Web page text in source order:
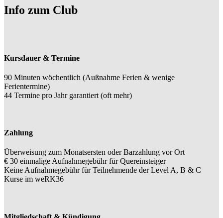
Info zum Club
Kursdauer & Termine
90 Minuten wöchentlich (Außnahme Ferien & wenige
Ferientermine)
44 Termine pro Jahr garantiert (oft mehr)
Zahlung
Überweisung zum Monatsersten oder Barzahlung vor Ort
€ 30 einmalige Aufnahmegebühr für Quereinsteiger
Keine Aufnahmegebühr für Teilnehmende der Level A, B & C
Kurse im weRK36